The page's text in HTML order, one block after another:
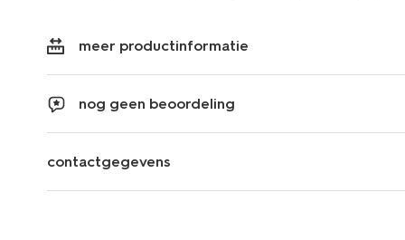
meer productinformatie
nog geen beoordeling
contactgegevens